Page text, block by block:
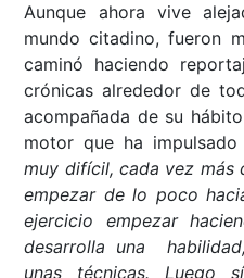
Aunque ahora vive
mundo citadino, fueron
caminó haciendo
crónicas alrededor de
acompañada de su
motor que ha impulsado
muy difícil, cada vez más
empezar de lo poco
ejercicio empezar
desarrolla una
unas técnicas. Luego